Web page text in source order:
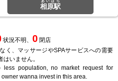
相原駅
あいはら
状況不明、 0 閉店
く、マッサージやSPAサービスへの需要
いません。
population, no market request for
wanna invest in this area.